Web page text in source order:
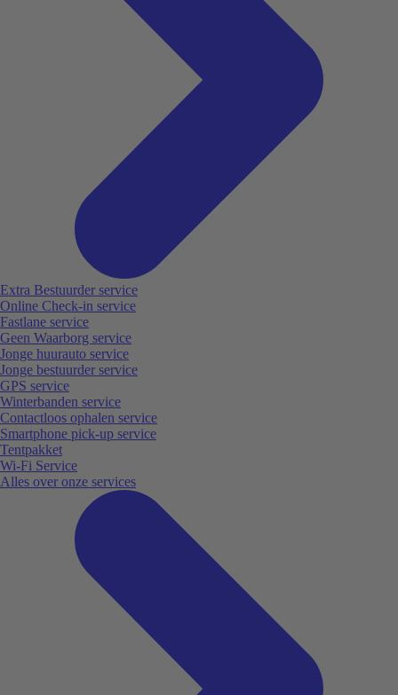
Extra Bestuurder service
Online Check-in service
Fastlane service
Geen Waarborg service
Jonge huurauto service
Jonge bestuurder service
GPS service
Winterbanden service
Contactloos ophalen service
Smartphone pick-up service
Tentpakket
Wi-Fi Service
Alles over onze services